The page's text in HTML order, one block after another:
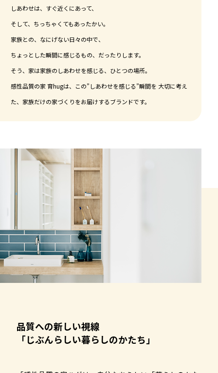
しあわせは、すぐ近くにあって、
そして、ちっちゃくてもあったかい。
家族との、なにげない日々の中で、
ちょっとした瞬間に感じるもの、だったりします。
そう、家は家族のしあわせを感じる、ひとつの場所。
感性品質の家 育hugは、この”しあわせを感じる”瞬間を 大切に考え
た、家族だけの家づくりをお届けするブランドです。
品質への新しい視線
「じぶんらしい暮らしのかたち」